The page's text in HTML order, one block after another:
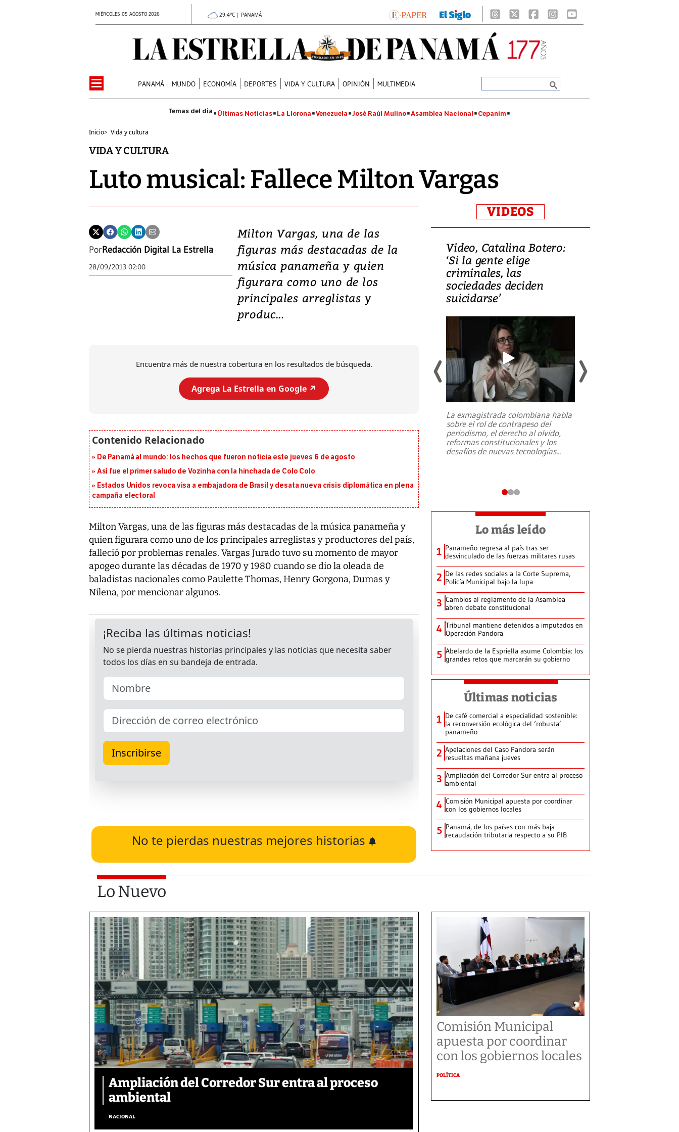
MIÉRCOLES 05 AGOSTO 2026 29.4°C | PANAMÁ
PANAMÁ MUNDO ECONOMÍA DEPORTES VIDA Y CULTURA OPINIÓN MULTIMEDIA
Últimas Noticias La Llorona Venezuela José Raúl Mulino Asamblea Nacional Cepanim
Inicio> Vida y cultura
VIDA Y CULTURA
Luto musical: Fallece Milton Vargas
PorRedacción Digital La Estrella
28/09/2013 02:00
Milton Vargas, una de las
figuras más destacadas de la
música panameña y quien
figurara como uno de los
principales arreglistas y
produc...
Encuentra más de nuestra cobertura en los resultados de búsqueda.
Agrega La Estrella en Google ↗️
De Panamá al mundo: los hechos que fueron noticia este jueves 6 de agosto
Así fue el primer saludo de Vozinha con la hinchada de Colo Colo
Estados Unidos revoca visa a embajadora de Brasil y desata nueva crisis diplomática en plena
campaña electoral
Milton Vargas, una de las figuras más destacadas de la música panameña y
quien figurara como uno de los principales arreglistas y productores del país,
falleció por problemas renales. Vargas Jurado tuvo su momento de mayor
apogeo durante las décadas de 1970 y 1980 cuando se dio la oleada de
baladistas nacionales como Paulette Thomas, Henry Gorgona, Dumas y
Nilena, por mencionar algunos.
No te pierdas nuestras mejores historias
VIDEOS
Video, Japón: Terremoto
deja heridos y graves
daños en Kumamoto
Un fuerte terremoto de magnitud
7,1 se registró este martes 28 de
Video, Catalina Botero:
‘Si la gente elige
criminales, las
sociedades deciden
suicidarse’
La exmagistrada colombiana habla
sobre el rol de contrapeso del
periodismo, el derecho al olvido,
reformas constitucionales y los
desafíos de nuevas tecnologías...
Lo más leído
1 Panameño regresa al país tras ser
desvinculado de las fuerzas militares rusas
2 De las redes sociales a la Corte Suprema,
Policía Municipal bajo la lupa
3 Cambios al reglamento de la Asamblea
abren debate constitucional
4 Tribunal mantiene detenidos a imputados en
Operación Pandora
5 Abelardo de la Espriella asume Colombia: los
grandes retos que marcarán su gobierno
Últimas noticias
1 De café comercial a especialidad sostenible:
la reconversión ecológica del ‘robusta’
panameño
2 Apelaciones del Caso Pandora serán
resueltas mañana jueves
3 Ampliación del Corredor Sur entra al proceso
ambiental
4 Comisión Municipal apuesta por coordinar
con los gobiernos locales
5 Panamá, de los países con más baja
recaudación tributaria respecto a su PIB
Lo Nuevo
Ampliación del Corredor Sur entra al proceso
ambiental
NACIONAL
Comisión Municipal
apuesta por coordinar
con los gobiernos locales
POLÍTICA